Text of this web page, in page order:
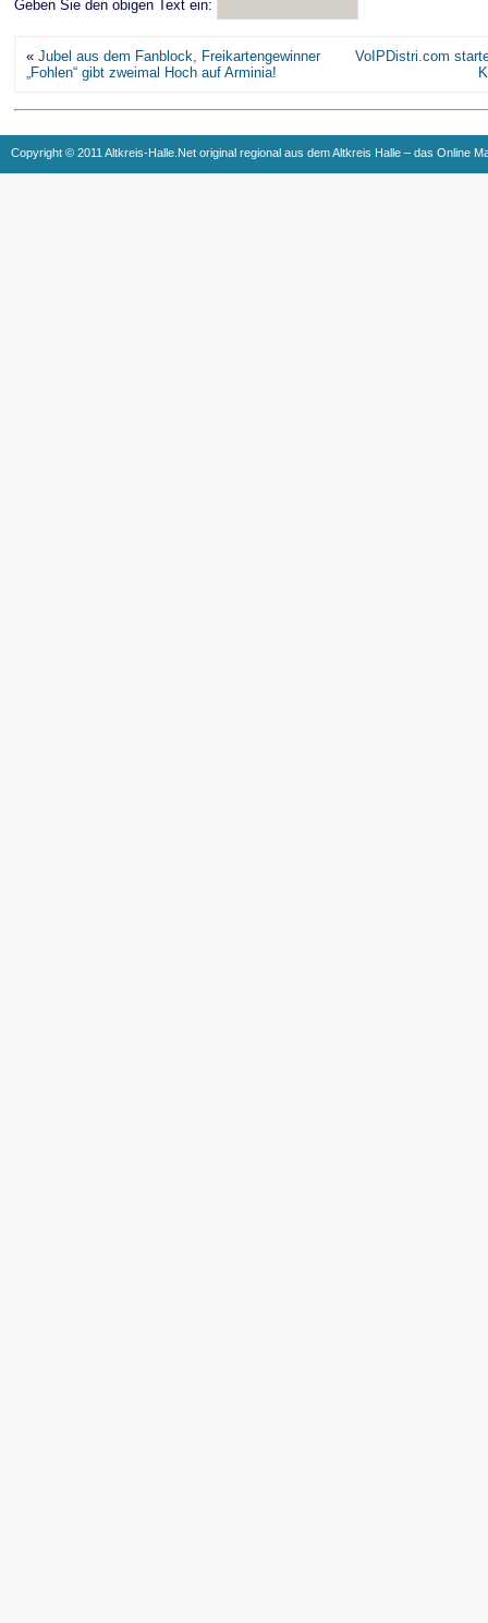
Geben Sie den obigen Text ein:
« Jubel aus dem Fanblock, Freikartengewinner
„Fohlen“ gibt zweimal Hoch auf Arminia!
VoIPDistri.com
Copyright © 2011 Altkreis-Halle.Net original regional aus dem Altkreis Halle – das Online